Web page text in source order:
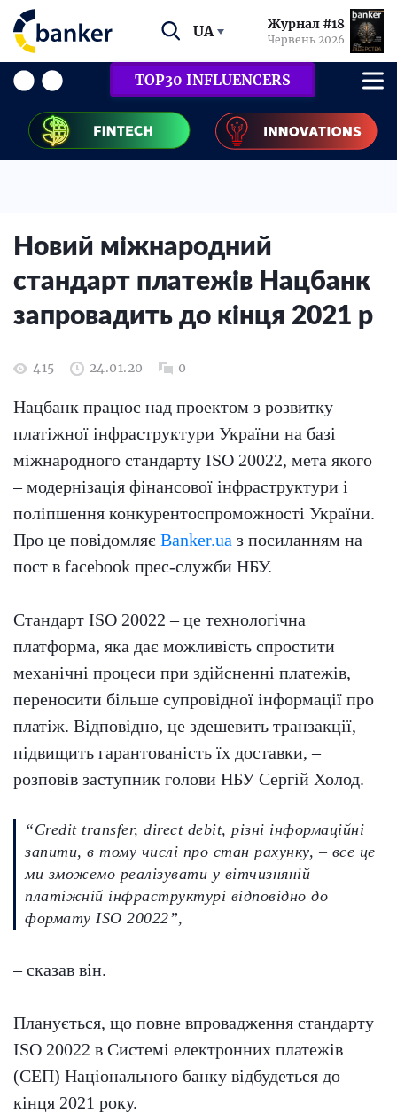
UA Журнал #18
Червень 2026
TOP30 INFLUENCERS
Новий міжнародний
стандарт платежів Нацбанк
запровадить до кінця 2021 р
415 24.01.20 0
Нацбанк працює над проектом з розвитку
платіжної інфраструктури України на базі
міжнародного стандарту ISO 20022, мета якого
– модернізація фінансової інфраструктури і
поліпшення конкурентоспроможності України.
Про це повідомляє Banker.ua з посиланням на
пост в facebook прес-служби НБУ.
Стандарт ISO 20022 – це технологічна
платформа, яка дає можливість спростити
механічні процеси при здійсненні платежів,
переносити більше супровідної інформації про
платіж. Відповідно, це здешевить транзакції,
підвищить гарантованість їх доставки, –
розповів заступник голови НБУ Сергій Холод.
“Credit transfer, direct debit, різні інформаційні
запити, в тому числі про стан рахунку, – все це
ми зможемо реалізувати у вітчизняній
платіжній інфраструктурі відповідно до
формату ISO 20022”,
– сказав він.
Планується, що повне впровадження стандарту
ISO 20022 в Системі електронних платежів
(СЕП) Національного банку відбудеться до
кінця 2021 року.